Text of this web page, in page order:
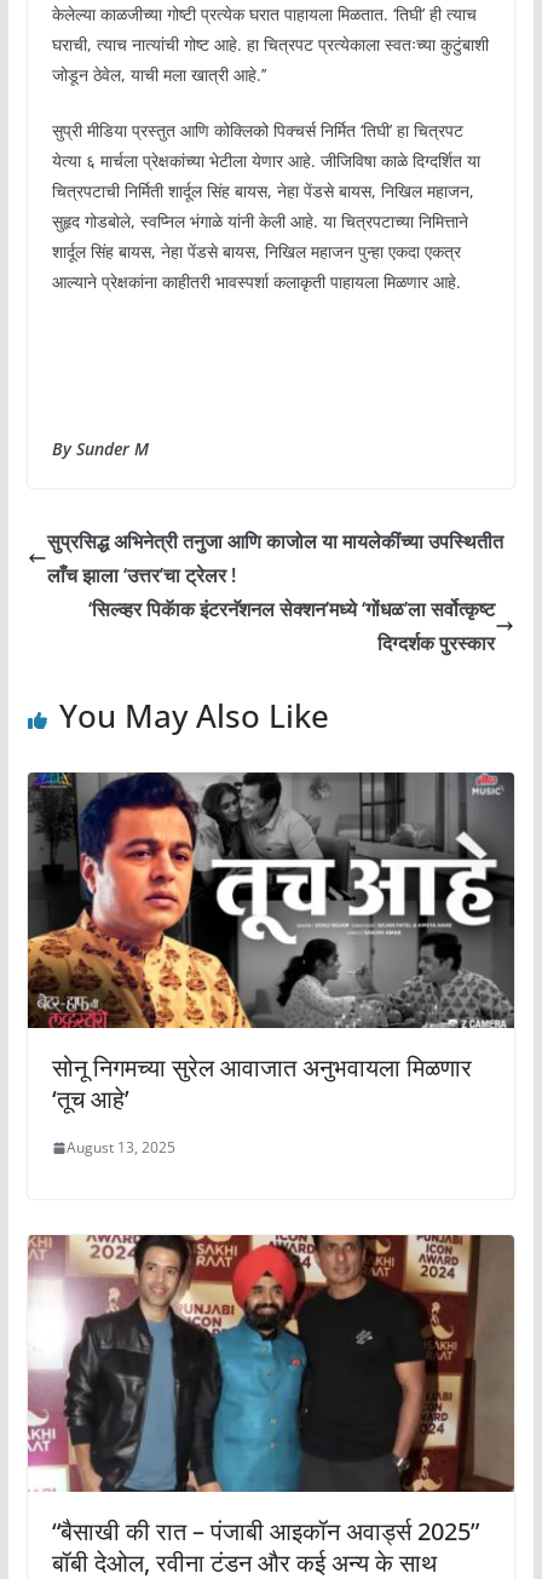
केलेल्या काळजीच्या गोष्टी प्रत्येक घरात पाहायला मिळतात. ‘तिघी’ ही त्याच
घराची, त्याच नात्यांची गोष्ट आहे. हा चित्रपट प्रत्येकाला स्वतःच्या कुटुंबाशी
जोडून ठेवेल, याची मला खात्री आहे.’’
सुप्री मीडिया प्रस्तुत आणि कोक्लिको पिक्चर्स निर्मित ‘तिघी’ हा चित्रपट
येत्या ६ मार्चला प्रेक्षकांच्या भेटीला येणार आहे. जीजिविषा काळे दिग्दर्शित या
चित्रपटाची निर्मिती शार्दूल सिंह बायस, नेहा पेंडसे बायस, निखिल महाजन,
सुहृद गोडबोले, स्वप्निल भंगाळे यांनी केली आहे. या चित्रपटाच्या निमित्ताने
शार्दूल सिंह बायस, नेहा पेंडसे बायस, निखिल महाजन पुन्हा एकदा एकत्र
आल्याने प्रेक्षकांना काहीतरी भावस्पर्शा कलाकृती पाहायला मिळणार आहे.
By Sunder M
सुप्रसिद्ध अभिनेत्री तनुजा आणि काजोल या मायलेकींच्या उपस्थितीत
लाँच झाला ‘उत्तर’चा ट्रेलर !
‘सिल्व्हर पिकॅाक इंटरनॅशनल सेक्शन’मध्ये ‘गोंधळ’ला सर्वोत्कृष्ट
दिग्दर्शक पुरस्कार
You May Also Like
सोनू निगमच्या सुरेल आवाजात अनुभवायला मिळणार
‘तूच आहे’
August 13, 2025
“बैसाखी की रात – पंजाबी आइकॉन अवार्ड्स 2025”
बॉबी देओल, रवीना टंडन और कई अन्य के साथ